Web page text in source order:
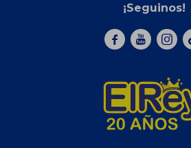
¡Seguinos!
  